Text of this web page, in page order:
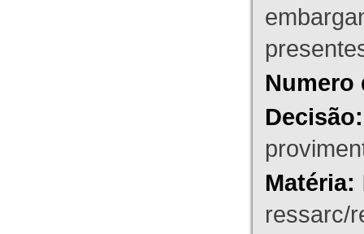
Numero
Decisão:
Matéria:
ressarc/